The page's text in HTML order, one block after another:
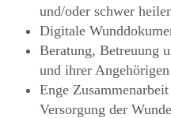
und/oder schwer
Digitale
Beratung, Betreuung
und ihrer Angehörigen
Enge
Versorgung der